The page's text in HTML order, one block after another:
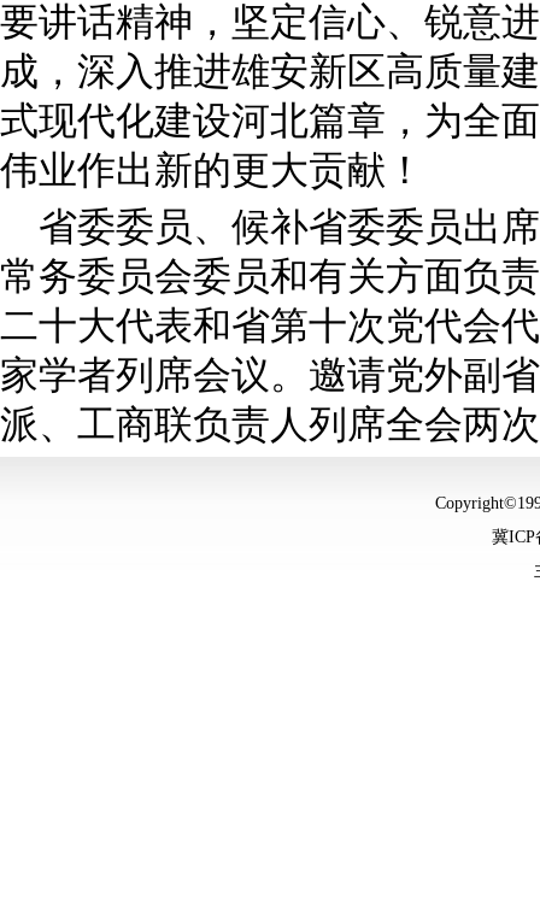
要讲话精神，坚定信心、锐意
成，深入推进雄安新区高质量
式现代化建设河北篇章，为全
伟业作出新的更大贡献！
省委委员、候补省委委员出
常务委员会委员和有关方面负
二十大代表和省第十次党代会
家学者列席会议。邀请党外副
派、工商联负责人列席全会两
冀ICP